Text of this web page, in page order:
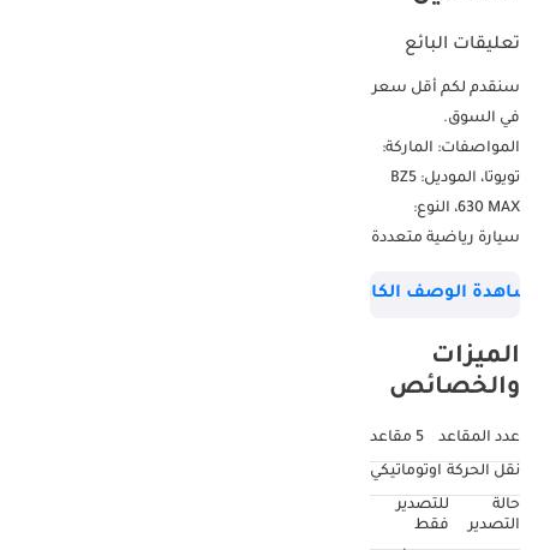
تعليقات البائع
سنقدم لكم أقل سعر
في السوق.
المواصفات: الماركة:
تويوتا، الموديل: BZ5
630 MAX، النوع:
سيارة رياضية متعددة
أوفر، المحرك:
محمد نعمان،
التفاصيل، يرجى
الاتصال أو مراسلتنا
الوصف الكامل
الميزات
والخصائص
عدد المقاعد
5 مقاعد
نقل الحركة اوتوماتيكي
حالة
التصدير
للتصدير
فقط